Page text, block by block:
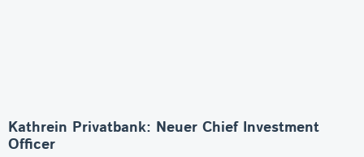
Kathrein Privatbank: Neuer Chief Investment
Officer